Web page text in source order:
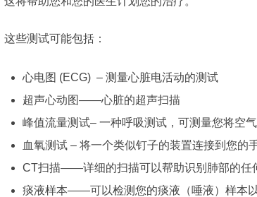
这些测试可能包括：
心电图 (ECG) – 测量心脏电活动的测试
超声心动图——心脏的超声扫描
峰值流量测试– 一种呼吸测试，可测量您将空
血氧测试 – 将一个类似钉子的装置连接到您的
CT扫描——详细的扫描可以帮助识别肺部的任
痰液样本——可以检测您的痰液（唾液）样本